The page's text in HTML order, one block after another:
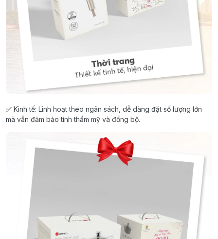
✅ Kinh tế: Linh hoạt theo ngân sách, dễ dàng đặt số lượng lớn
mà vẫn đảm bảo tính thẩm mỹ và đồng bộ.